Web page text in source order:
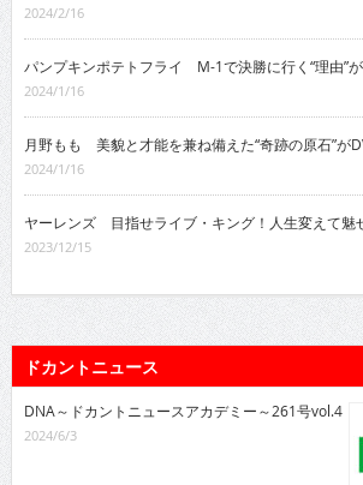
2024/2/16
パンプキンポテトフライ M-1で決勝に行く“理由”
2024/1/16
月野もも 美貌と才能を兼ね備えた“奇跡の原石”が
2024/1/16
ヤーレンズ 目指せライブ・キング！人生変えて魅
2023/12/15
ドカントニュース
DNA～ドカントニュースアカデミー～261号vol.4
2024/6/3